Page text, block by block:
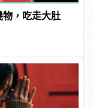
物，吃走大肚